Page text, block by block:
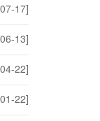
17]
13]
22]
22]